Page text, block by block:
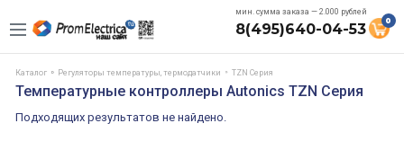
мин. сумма заказа — 2.000 рублей
8(495)640-04-53 0
Каталог Регуляторы температуры, термодатчики TZN Серия
Температурные контроллеры Autonics TZN Серия
Подходящих результатов не найдено.